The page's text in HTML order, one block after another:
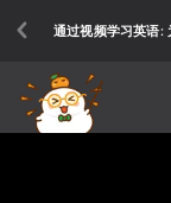
通过视频学习英语: